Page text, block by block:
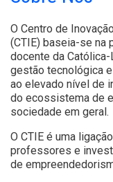
O Centro de
(CTIE) baseia-se na
docente da
gestão tecnológica
ao elevado nível de
do ecossistema de
sociedade em geral.
O CTIE é uma
professores e
de